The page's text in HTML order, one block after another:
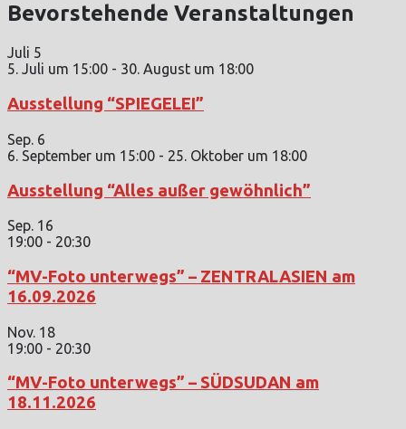
Bevorstehende Veranstaltungen
Juli 5
5. Juli um 15:00 - 30. August um 18:00
Ausstellung “SPIEGELEI”
Sep. 6
6. September um 15:00 - 25. Oktober um 18:00
Ausstellung “Alles außer gewöhnlich”
Sep. 16
19:00 - 20:30
“MV-Foto unterwegs” – ZENTRALASIEN am
16.09.2026
Nov. 18
19:00 - 20:30
“MV-Foto unterwegs” – SÜDSUDAN am
18.11.2026